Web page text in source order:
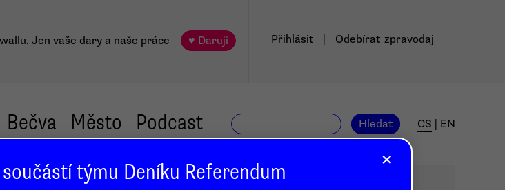
Jen vaše dary a naše práce ♥ Daruji Přihlásit Odebírat zpravodaj
Bečva Město Podcast Hledat CS EN
×
týmu Deníku Referendum